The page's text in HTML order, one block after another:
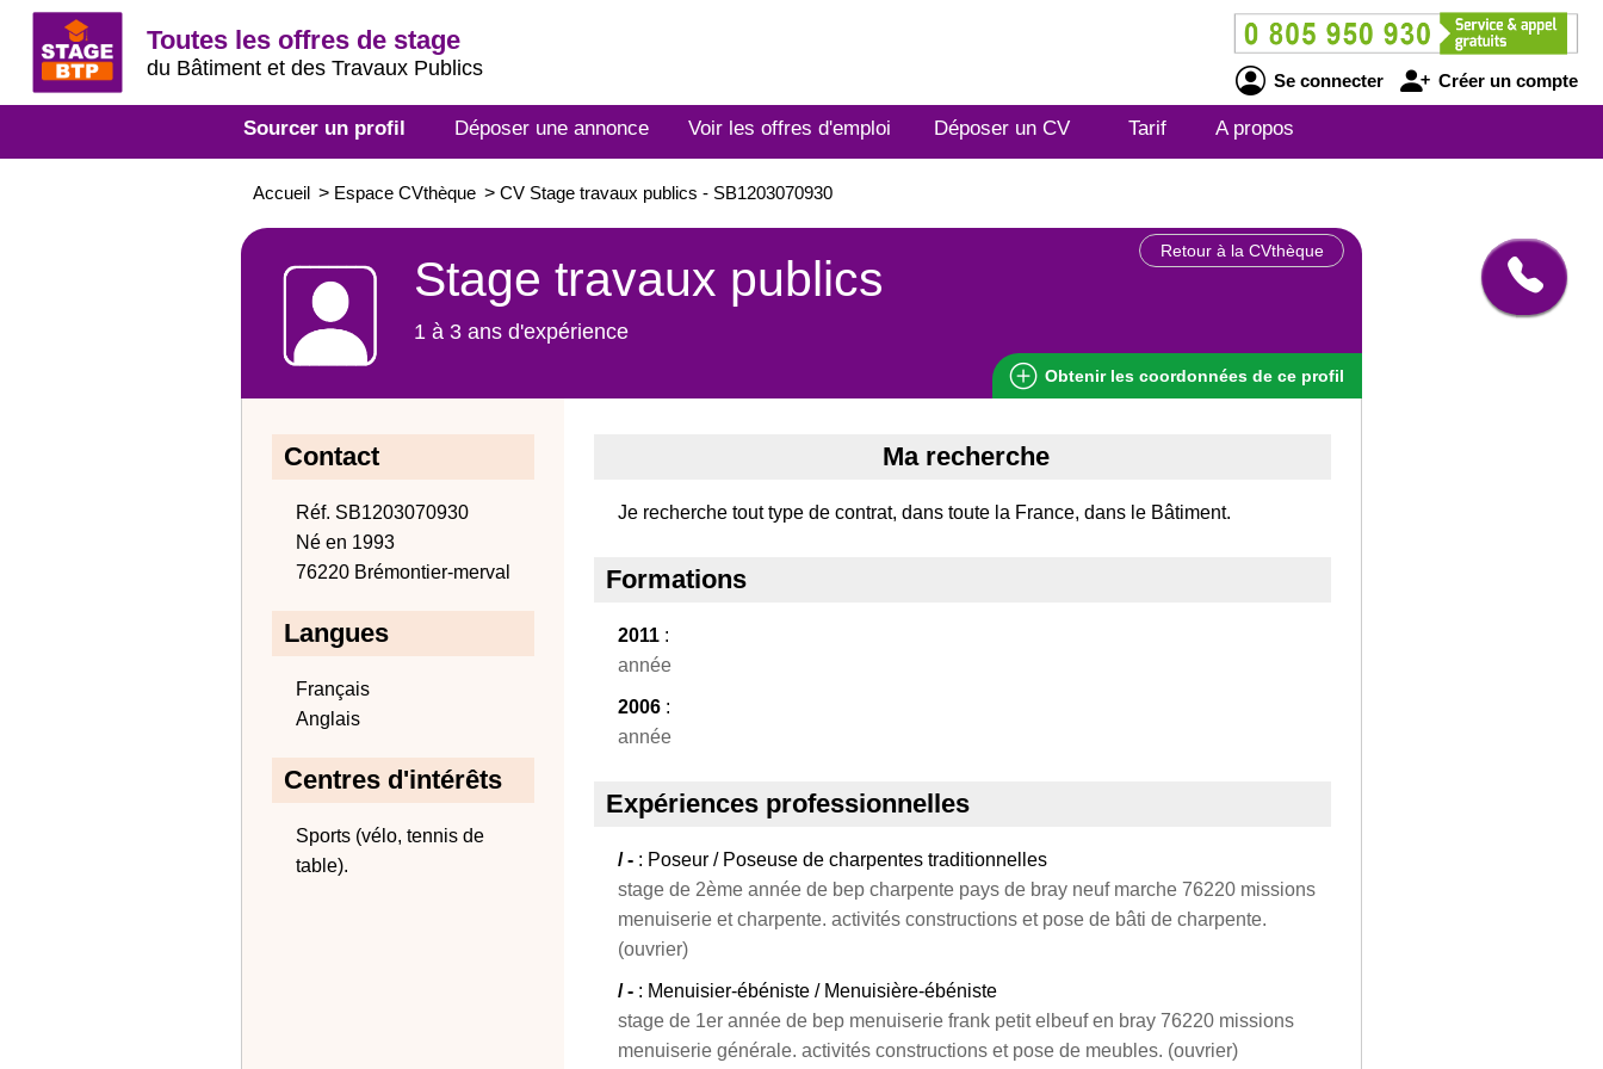
Toutes les offres de stage
du Bâtiment et des Travaux Publics
Se connecter Créer un compte
Sourcer un profil Déposer une annonce Voir les offres d'emploi Déposer un CV Tarif A propos
Accueil > Espace CVthèque > CV Stage travaux publics - SB1203070930
Retour à la CVthèque
Stage travaux publics
1 à 3 ans d'expérience
Obtenir les coordonnées de ce profil
Contact
Réf. SB1203070930
Né en 1993
76220 Brémontier-merval
Langues
Français
Anglais
Centres d'intérêts
Sports (vélo, tennis de
table).
Ma recherche
Je recherche tout type de contrat, dans toute la France, dans le Bâtiment.
Formations
2011 :
année
2006 :
année
Expériences professionnelles
/ - : Poseur / Poseuse de charpentes traditionnelles
stage de 2ème année de bep charpente pays de bray neuf marche 76220 missions
menuiserie et charpente. activités constructions et pose de bâti de charpente.
(ouvrier)
/ - : Menuisier-ébéniste / Menuisière-ébéniste
stage de 1er année de bep menuiserie frank petit elbeuf en bray 76220 missions
menuiserie générale. activités constructions et pose de meubles. (ouvrier)